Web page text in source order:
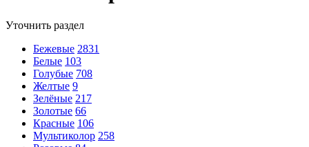
Уточнить раздел
Бежевые 2831
Белые 103
Голубые 708
Желтые 9
Зелёные 217
Золотые 66
Красные 106
Мультиколор 258